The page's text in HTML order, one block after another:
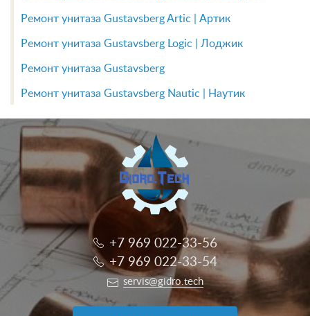
Ремонт унитаза Gustavsberg Artic | Артик
Ремонт унитаза Gustavsberg Logic | Лоджик
Ремонт унитаза Gustavsberg
Ремонт унитаза Gustavsberg Nautic | Наутик
+7 969 022-33-56
+7 969 022-33-54
servis@gidro.tech